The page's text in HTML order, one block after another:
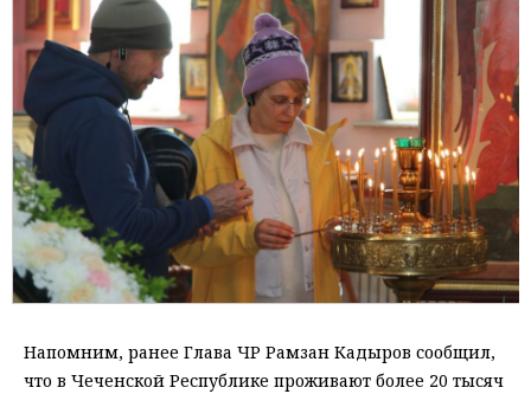
Напомним, ранее Глава ЧР Рамзан Кадыров сообщил,
что в Чеченской Республике проживают более 20 тысяч